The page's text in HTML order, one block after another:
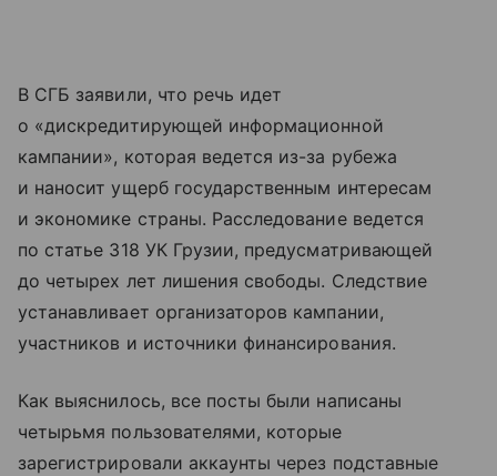
В СГБ заявили, что речь идет
о «дискредитирующей информационной
кампании», которая ведется из-за рубежа
и наносит ущерб государственным интересам
и экономике страны. Расследование ведется
по статье 318 УК Грузии, предусматривающей
до четырех лет лишения свободы. Следствие
устанавливает организаторов кампании,
участников и источники финансирования.
Как выяснилось, все посты были написаны
четырьмя пользователями, которые
зарегистрировали аккаунты через подставные